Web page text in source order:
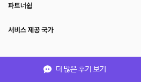
더 많은 후기 보기
파트너쉽
서비스 제공 국가
(주)NSPACE 사업자정보